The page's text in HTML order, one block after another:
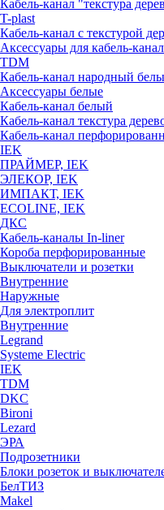
Кабель-канал "текстура
T-plast
Кабель-канал с текстурой
Аксессуары для кабель-
TDM
Кабель-канал народный
Аксессуары белые
Кабель-канал белый
Кабель-канал текстура
Кабель-канал
IEK
ПРАЙМЕР, IEK
ЭЛЕКОР, IEK
ИМПАКТ, IEK
ECOLINE, IEK
ДКС
Кабель-каналы In-liner
Короба перфорированные
Выключатели и розетки
Внутренние
Наружные
Для электроплит
Внутренние
Legrand
Systeme Electric
IEK
TDM
DKC
Bironi
Lezard
ЭРА
Подрозетники
Блоки розеток и
БелТИЗ
Makel